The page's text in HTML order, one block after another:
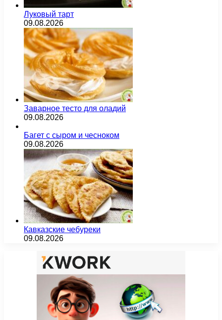
Луковый тарт
09.08.2026
Заварное тесто для оладий
09.08.2026
Багет с сыром и чесноком
09.08.2026
Кавказские чебуреки
09.08.2026